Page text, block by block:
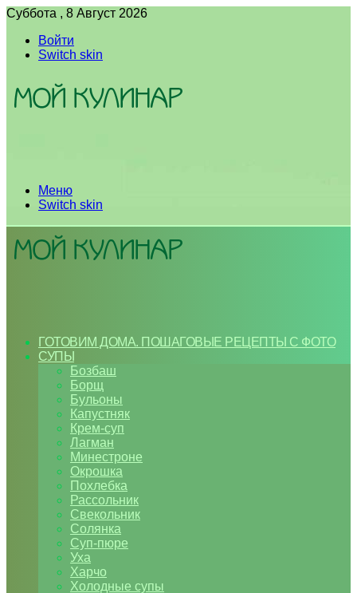
Суббота , 8 Август 2026
Войти
Switch skin
Меню
Switch skin
ГОТОВИМ ДОМА. ПОШАГОВЫЕ РЕЦЕПТЫ С ФОТО
СУПЫ
Бозбаш
Борщ
Бульоны
Капустняк
Крем-суп
Лагман
Минестроне
Окрошка
Похлебка
Рассольник
Свекольник
Солянка
Суп-пюре
Уха
Харчо
Холодные супы